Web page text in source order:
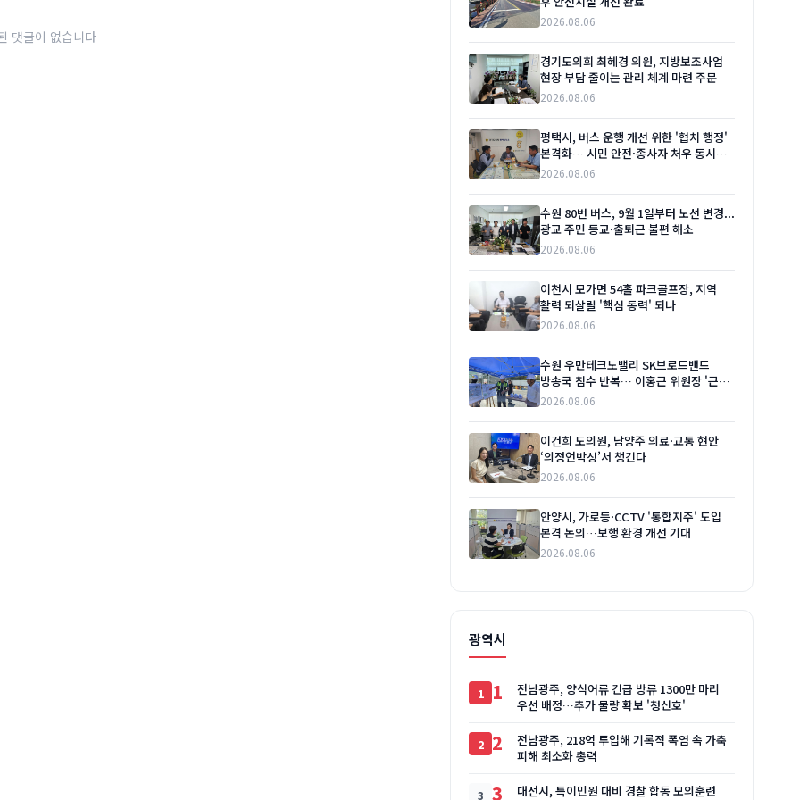
댓글이 없습니다
2026.08.06
경기도의회 최혜경 의원, 지방보조사업
현장 부담 줄이는 관리 체계 마련 주문
2026.08.06
평택시, 버스 운행 개선 위한 '협치 행정'
본격화… 시민 안전·종사자 처우 동시
잡는다
2026.08.06
수원 80번 버스, 9월 1일부터 노선 변경...
광교 주민 등교·출퇴근 불편 해소
2026.08.06
이천시 모가면 54홀 파크골프장, 지역
활력 되살릴 '핵심 동력' 되나
2026.08.06
수원 우만테크노밸리 SK브로드밴드
방송국 침수 반복… 이홍근 위원장 '근본
대책' 요구
2026.08.06
이건희 도의원, 남양주 의료·교통 현안
‘의정언박싱’서 챙긴다
2026.08.06
안양시, 가로등·CCTV '통합지주' 도입
본격 논의…보행 환경 개선 기대
2026.08.06
광역시
1
전남광주, 양식어류 긴급 방류 1300만 마리
우선 배정…추가 물량 확보 '청신호'
2
전남광주, 218억 투입해 기록적 폭염 속 가축
피해 최소화 총력
3
대전시, 특이민원 대비 경찰 합동 모의훈련